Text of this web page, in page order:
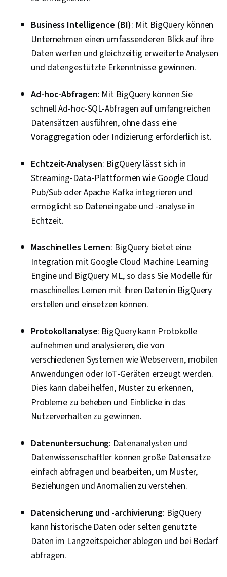
von Webinhalten, Gestaltungselemente und -
prinzipien, Engagement fördern, Technische
Kommunikation, Präsentationen, Relationale
Datenbanken, Datensicherheit,
Unstrukturierte Daten, Verwaltung von
Metadaten, Datenspeicherung, Datenbanken,
Google Sheets, Datenzugang, Fallstudien, AI-
Förderung, Künstliche Intelligenz, Software zur
Business Intelligence (BI): Mit BigQuery können
Unternehmen einen umfassenderen Blick auf ihre
Daten werfen und gleichzeitig erweiterte Analysen
und datengestützte Erkenntnisse gewinnen.
Ad-hoc-Abfragen: Mit BigQuery können Sie
schnell Ad-hoc-SQL-Abfragen auf umfangreichen
Datensätzen ausführen, ohne dass eine
Voraggregation oder Indizierung erforderlich ist.
Echtzeit-Analysen: BigQuery lässt sich in
Streaming-Data-Plattformen wie Google Cloud
Pub/Sub oder Apache Kafka integrieren und
ermöglicht so Dateneingabe und -analyse in
Echtzeit.
Maschinelles Lernen: BigQuery bietet eine
Integration mit Google Cloud Machine Learning
Engine und BigQuery ML, so dass Sie Modelle für
maschinelles Lernen mit Ihren Daten in BigQuery
erstellen und einsetzen können.
Protokollanalyse: BigQuery kann Protokolle
aufnehmen und analysieren, die von
verschiedenen Systemen wie Webservern, mobilen
Anwendungen oder IoT-Geräten erzeugt werden.
Dies kann dabei helfen, Muster zu erkennen,
Probleme zu beheben und Einblicke in das
Nutzerverhalten zu gewinnen.
Datenuntersuchung: Datenanalysten und
Datenwissenschaftler können große Datensätze
einfach abfragen und bearbeiten, um Muster,
Beziehungen und Anomalien zu verstehen.
Datensicherung und -archivierung: BigQuery
kann historische Daten oder selten genutzte
Daten im Langzeitspeicher ablegen und bei Bedarf
abfragen.